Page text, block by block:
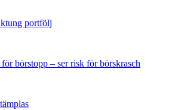
portfölj
börstopp – ser risk för börskrasch